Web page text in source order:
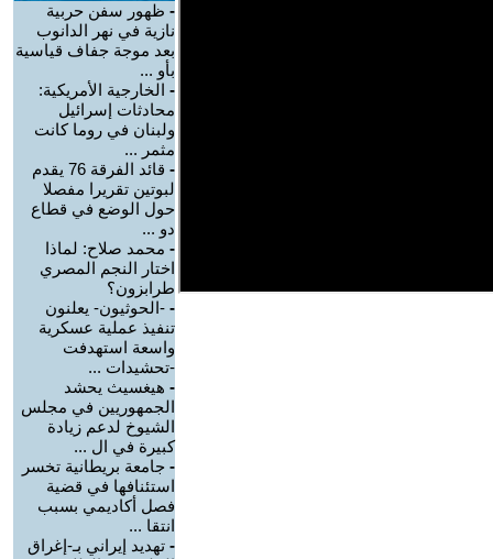
- ظهور سفن حربية
نازية في نهر الدانوب
بعد موجة جفاف قياسية
بأو ...
- الخارجية الأمريكية:
محادثات إسرائيل
ولبنان في روما كانت
مثمر ...
-
قائد الفرقة 76 يقدم
لبوتين تقريرا مفصلا
حول الوضع في قطاع
دو ...
- محمد صلاح: لماذا
اختار النجم المصري
طرابزون؟
- -الحوثيون- يعلنون
تنفيذ عملية عسكرية
واسعة استهدفت
-تحشيدات ...
- هيغسيث يحشد
الجمهوريين في مجلس
الشيوخ لدعم زيادة
كبيرة في ال ...
- جامعة بريطانية تخسر
استئنافها في قضية
فصل أكاديمي بسبب
انتقا ...
- تهديد إيراني بـ-إغراق